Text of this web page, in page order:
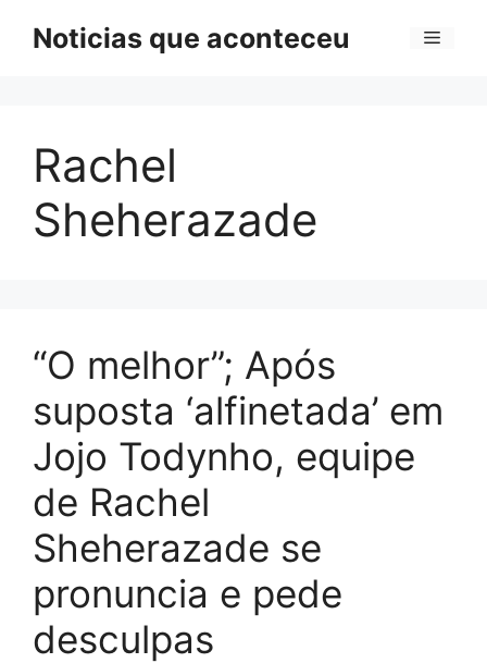
Noticias que aconteceu Menu
Rachel
Sheherazade
“O melhor”; Após
suposta ‘alfinetada’ em
Jojo Todynho, equipe
de Rachel
Sheherazade se
pronuncia e pede
desculpas